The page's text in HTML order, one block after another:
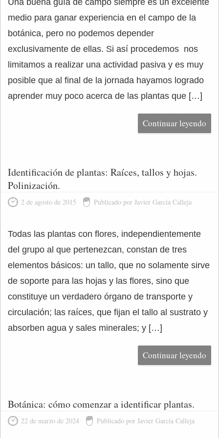
Una buena guía de campo siempre es un excelente
medio para ganar experiencia en el campo de la
botánica, pero no podemos depender
exclusivamente de ellas. Si así procedemos nos
limitamos a realizar una actividad pasiva y es muy
posible que al final de la jornada hayamos logrado
aprender muy poco acerca de las plantas que […]
Continuar leyendo
Identificación de plantas: Raíces, tallos y hojas.
Polinización.
2 de agosto de 2015 Publicado por Javier García Calleja
Todas las plantas con flores, independientemente
del grupo al que pertenezcan, constan de tres
elementos básicos: un tallo, que no solamente sirve
de soporte para las hojas y las flores, sino que
constituye un verdadero órgano de transporte y
circulación; las raíces, que fijan el tallo al sustrato y
absorben agua y sales minerales; y […]
Continuar leyendo
Botánica: cómo comenzar a identificar plantas.
22 de marzo de 2024 Publicado por Javier García Calleja